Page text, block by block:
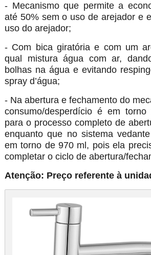
- Mecanismo que permite a
até 50% sem o uso de arejador e
uso do arejador;
- Com bica giratória e com um
qual mistura água com ar,
bolhas na água e evitando
spray d’água;
- Na abertura e fechamento do
consumo/desperdício é em
para o processo completo de
enquanto que no sistema
em torno de 970 ml, pois ela
completar o ciclo de abertura/
Atenção: Preço referente à